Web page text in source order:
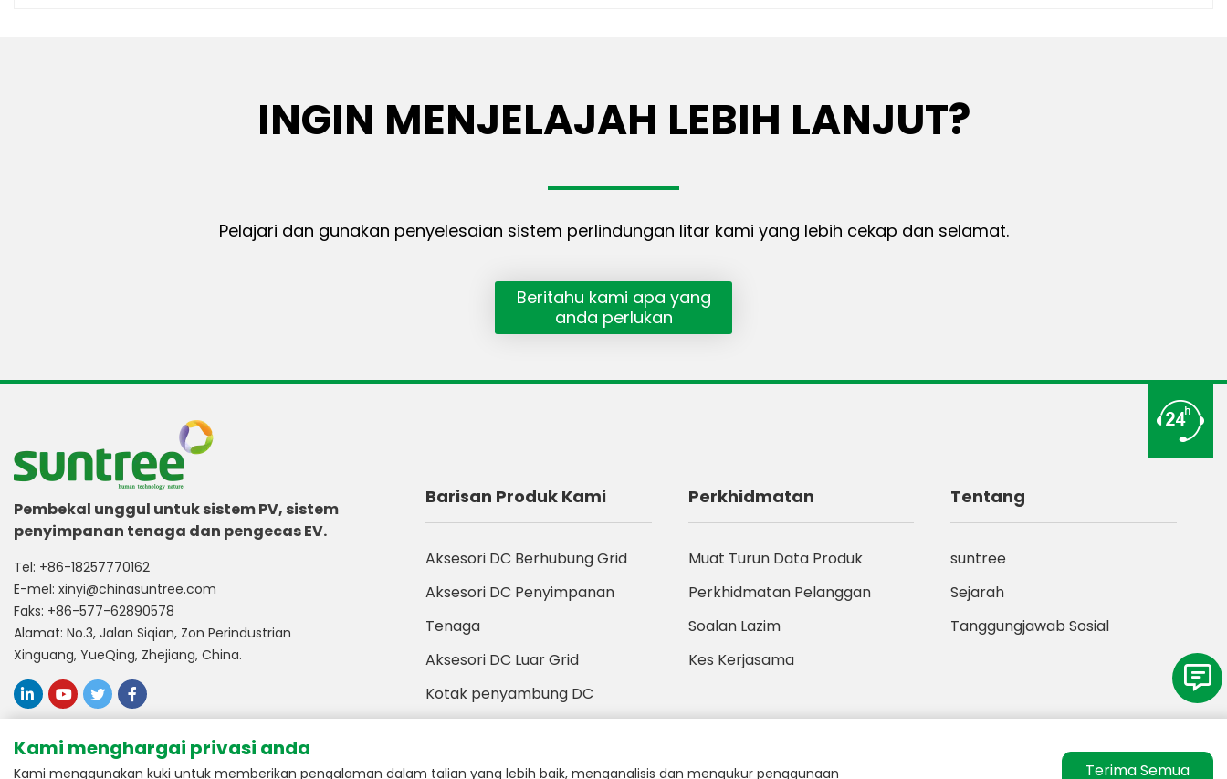
INGIN MENJELAJAH LEBIH LANJUT?
Pelajari dan gunakan penyelesaian sistem perlindungan litar kami yang lebih cekap dan selamat.
Beritahu kami apa yang
anda perlukan
Pembekal unggul untuk sistem PV, sistem
penyimpanan tenaga dan pengecas EV.
Tel: +86-18257770162
E-mel: xinyi@chinasuntree.com
Faks: +86-577-62890578
Alamat: No.3, Jalan Siqian, Zon Perindustrian
Xinguang, YueQing, Zhejiang, China.
Barisan Produk Kami
Aksesori DC Berhubung Grid
Aksesori DC Penyimpanan
Tenaga
Aksesori DC Luar Grid
Kotak penyambung DC
Perkhidmatan
Muat Turun Data Produk
Perkhidmatan Pelanggan
Soalan Lazim
Kes Kerjasama
Tentang
suntree
Sejarah
Tanggungjawab Sosial
Kami menghargai privasi anda
Kami menggunakan kuki untuk memberikan pengalaman dalam talian yang lebih baik, menganalisis dan mengukur penggunaan Terima Semua